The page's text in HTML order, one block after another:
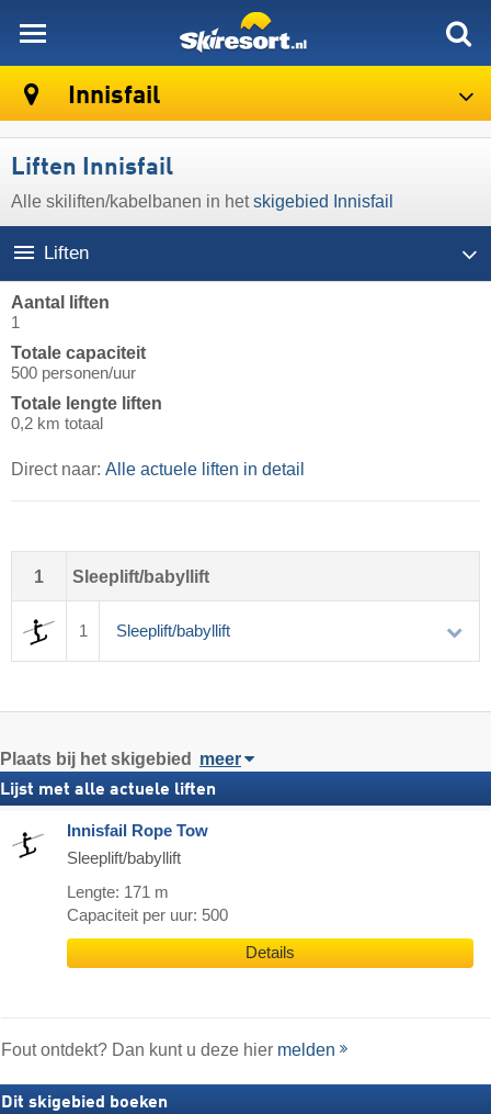
Innisfail
Liften Innisfail
Alle skiliften/kabelbanen in hetskigebied Innisfail
Liften
Aantal liften
1
Totale capaciteit
500 personen/uur
Totale lengte liften
0,2 km totaal
Direct naar: Alle actuele liften in detail
1 Sleeplift/babyllift
1 Sleeplift/babyllift
Plaats bij het skigebied meer
Lijst met alle actuele liften
Innisfail Rope Tow
Sleeplift/babyllift
Lengte: 171 m
Capaciteit per uur: 500
Details
Fout ontdekt? Dan kunt u deze hier melden
Dit skigebied boeken